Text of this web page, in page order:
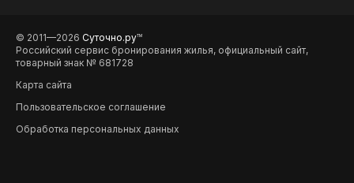
© 2011—2026 Суточно.руTM
Российский сервис бронирования жилья, официальный сайт,
товарный знак № 681728
Карта сайта
Пользовательское соглашение
Обработка персональных данных